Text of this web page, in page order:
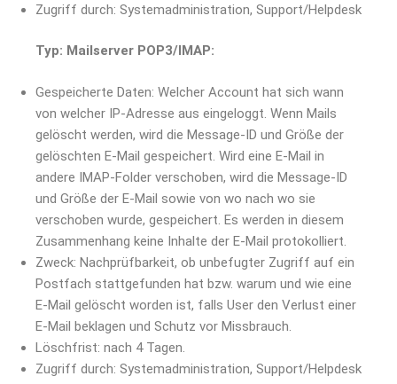
Zugriff durch: Systemadministration, Support/Helpdesk
Typ: Mailserver POP3/IMAP:
Gespeicherte Daten: Welcher Account hat sich wann
von welcher IP-Adresse aus eingeloggt. Wenn Mails
gelöscht werden, wird die Message-ID und Größe der
gelöschten E-Mail gespeichert. Wird eine E-Mail in
andere IMAP-Folder verschoben, wird die Message-ID
und Größe der E-Mail sowie von wo nach wo sie
verschoben wurde, gespeichert. Es werden in diesem
Zusammenhang keine Inhalte der E-Mail protokolliert.
Zweck: Nachprüfbarkeit, ob unbefugter Zugriff auf ein
Postfach stattgefunden hat bzw. warum und wie eine
E-Mail gelöscht worden ist, falls User den Verlust einer
E-Mail beklagen und Schutz vor Missbrauch.
Löschfrist: nach 4 Tagen.
Zugriff durch: Systemadministration, Support/Helpdesk